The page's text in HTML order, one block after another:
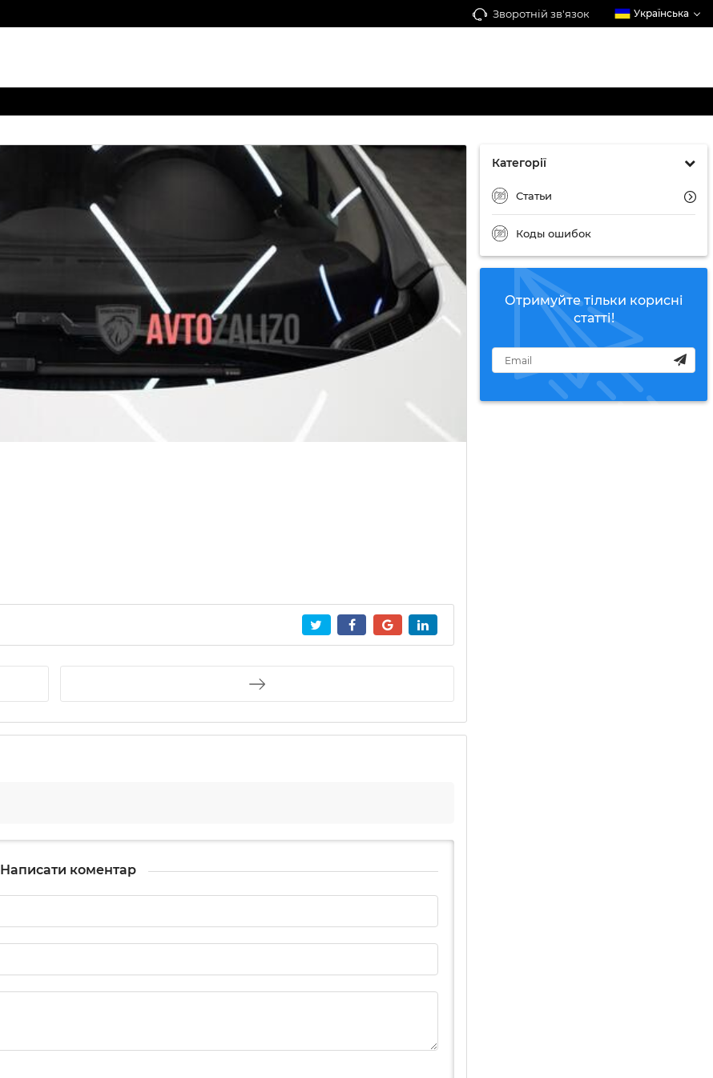
Зворотній зв'язок Українська
Категорії
Статьи
Коды ошибок
Отримуйте тільки корисні
статті!
Написати коментар